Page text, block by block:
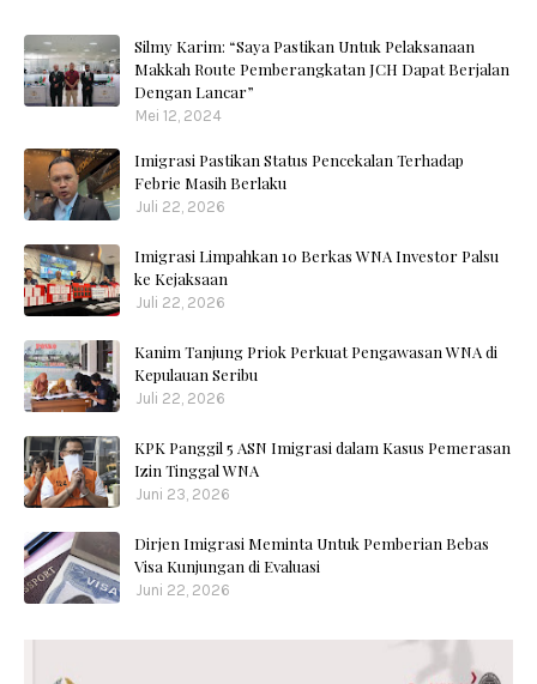
Silmy Karim: “Saya Pastikan Untuk Pelaksanaan
Makkah Route Pemberangkatan JCH Dapat Berjalan
Dengan Lancar”
Mei 12, 2024
Imigrasi Pastikan Status Pencekalan Terhadap
Febrie Masih Berlaku
Juli 22, 2026
Imigrasi Limpahkan 10 Berkas WNA Investor Palsu
ke Kejaksaan
Juli 22, 2026
Kanim Tanjung Priok Perkuat Pengawasan WNA di
Kepulauan Seribu
Juli 22, 2026
KPK Panggil 5 ASN Imigrasi dalam Kasus Pemerasan
Izin Tinggal WNA
Juni 23, 2026
Dirjen Imigrasi Meminta Untuk Pemberian Bebas
Visa Kunjungan di Evaluasi
Juni 22, 2026